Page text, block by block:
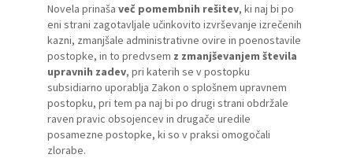
Novela prinaša več pomembnih rešitev, ki naj bi po
eni strani zagotavljale učinkovito izvrševanje izrečenih
kazni, zmanjšale administrativne ovire in poenostavile
postopke, in to predvsem z zmanjševanjem števila
upravnih zadev, pri katerih se v postopku
subsidiarno uporablja Zakon o splošnem upravnem
postopku, pri tem pa naj bi po drugi strani obdržale
raven pravic obsojencev in drugače uredile
posamezne postopke, ki so v praksi omogočali
zlorabe.